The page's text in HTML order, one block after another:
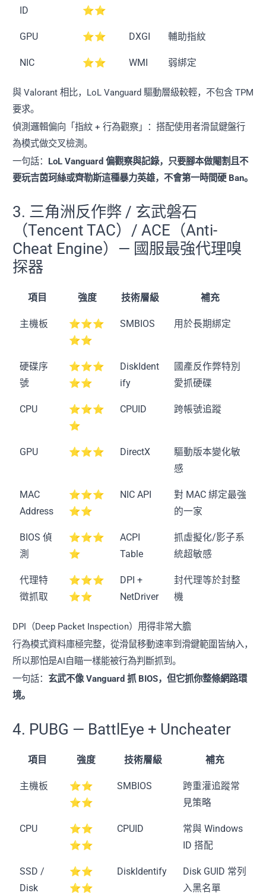
ID
⭐⭐
GPU ⭐⭐ DXGI 輔助指紋
NIC ⭐⭐ WMI 弱綁定
與 Valorant 相比，LoL Vanguard 驅動層級較輕，不包含 TPM
要求。
偵測邏輯偏向「指紋 + 行為觀察」：搭配使用者滑鼠鍵盤行
為模式做交叉檢測。
一句話： LoL Vanguard 偏觀察與記錄，只要腳本做閹割且不
要玩吉茵珂絲或齊勒斯這種暴力英雄，不會第一時間硬 Ban。
3. 三角洲反作弊 / 玄武磐石
（Tencent TAC）/ ACE（Anti-
Cheat Engine）— 國服最強代理嗅
探器
項目 強度 技術層級 補充
主機板
⭐⭐⭐
⭐⭐
SMBIOS 用於長期綁定
硬碟序
號
⭐⭐⭐
⭐⭐
DiskIdent
ify
國產反作弊特別
愛抓硬碟
CPU
⭐⭐⭐
⭐
CPUID 跨帳號追蹤
GPU ⭐⭐⭐ DirectX
驅動版本變化敏
感
MAC
Address
⭐⭐⭐
⭐⭐
NIC API
對 MAC 綁定最強
的一家
BIOS 偵
測
⭐⭐⭐
⭐
ACPI
Table
抓虛擬化/影子系
統超敏感
代理特
徵抓取
⭐⭐⭐
⭐⭐
DPI +
NetDriver
封代理等於封整
機
DPI（Deep Packet Inspection）用得非常大膽
行為模式資料庫極完整，從滑鼠移動速率到滑鍵範圍皆納入，
所以那怕是AI自瞄一樣能被行為判斷抓到。
一句話： 玄武不像 Vanguard 抓 BIOS，但它抓你整條網路環
境。
4. PUBG — BattlEye + Uncheater
項目 強度 技術層級 補充
主機板
⭐⭐
⭐⭐
SMBIOS
跨重灌追蹤常
見策略
CPU
⭐⭐
⭐⭐
CPUID
常與 Windows
ID 搭配
SSD /
Disk
⭐⭐
⭐⭐
DiskIdentify
Disk GUID 常列
入黑名單